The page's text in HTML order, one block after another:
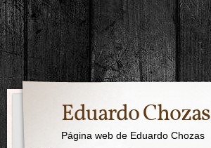
Eduardo Chozas
Página web de Eduardo Chozas